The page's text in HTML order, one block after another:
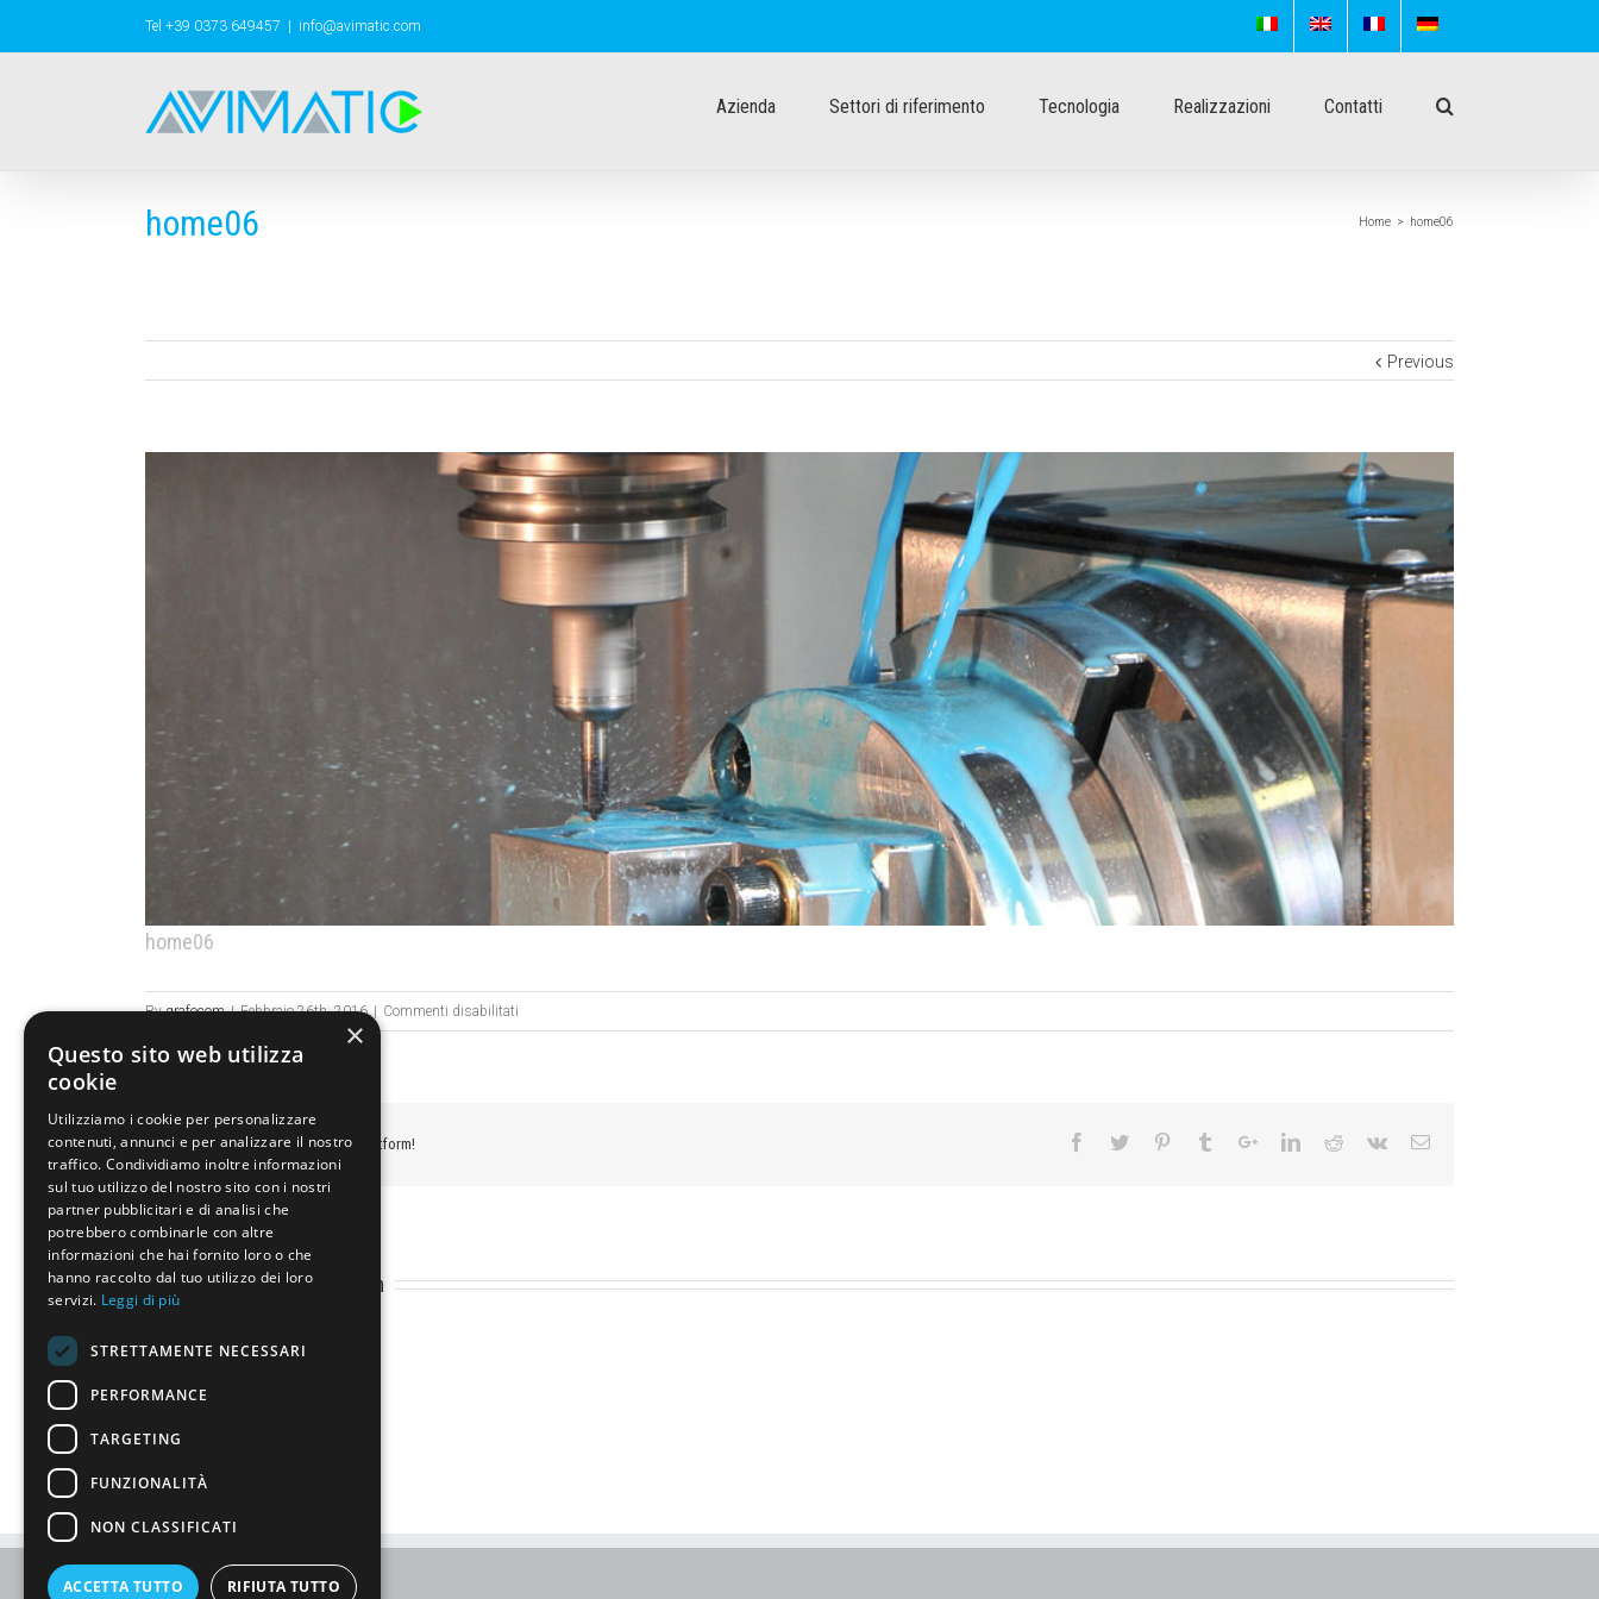
Tel +39 0373 649457 info@avimatic.com
Azienda Settori di riferimento Tecnologia Realizzazioni Contatti
home06 Home > home06
Previous
home06
Bygrafocom | Febbraio 26th, 2016 | Commenti disabilitati
home06
Share This Story, Choose Your Platform!
About the Author:grafocom
×
Questo sito web utilizza
cookie
Utilizziamo i cookie per personalizzare
contenuti, annunci e per analizzare il nostro
traffico. Condividiamo inoltre informazioni
sul tuo utilizzo del nostro sito con i nostri
partner pubblicitari e di analisi che
potrebbero combinarle con altre
informazioni che hai fornito loro o che
hanno raccolto dal tuo utilizzo dei loro
servizi. Leggi di più
STRETTAMENTE NECESSARI
PERFORMANCE
TARGETING
FUNZIONALITÀ
NON CLASSIFICATI
ACCETTA TUTTO RIFIUTA TUTTO